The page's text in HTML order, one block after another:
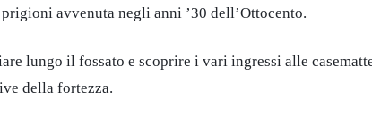
avvenuta negli anni ’30 dell’Ottocento.
lungo il fossato e scoprire i vari ingressi alle
della fortezza.